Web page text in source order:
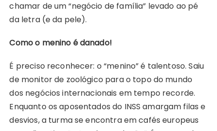
chamar de um “negócio de família” levado ao pé
da letra (e da pele).
Como o menino é danado!
É preciso reconhecer: o “menino” é talentoso. Saiu
de monitor de zoológico para o topo do mundo
dos negócios internacionais em tempo recorde.
Enquanto os aposentados do INSS amargam filas e
desvios, a turma se encontra em cafés europeus